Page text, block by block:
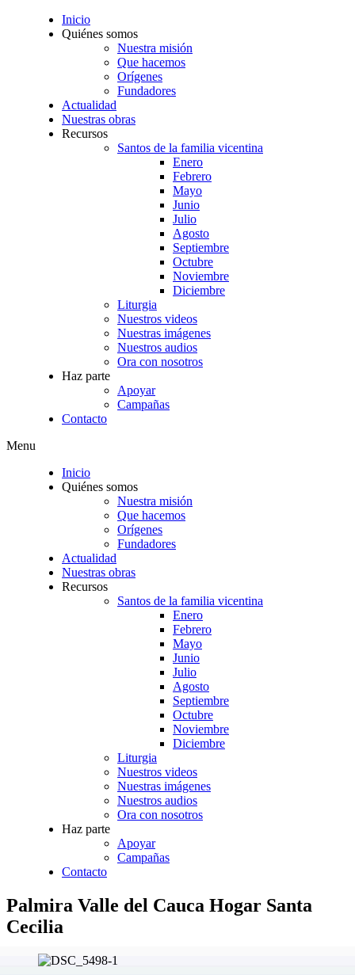
Inicio
Quiénes somos
Nuestra misión
Que hacemos
Orígenes
Fundadores
Actualidad
Nuestras obras
Recursos
Santos de la familia vicentina
Enero
Febrero
Mayo
Junio
Julio
Agosto
Septiembre
Octubre
Noviembre
Diciembre
Liturgia
Nuestros videos
Nuestras imágenes
Nuestros audios
Ora con nosotros
Haz parte
Apoyar
Campañas
Contacto
Menu
Inicio
Quiénes somos
Nuestra misión
Que hacemos
Orígenes
Fundadores
Actualidad
Nuestras obras
Recursos
Santos de la familia vicentina
Enero
Febrero
Mayo
Junio
Julio
Agosto
Septiembre
Octubre
Noviembre
Diciembre
Liturgia
Nuestros videos
Nuestras imágenes
Nuestros audios
Ora con nosotros
Haz parte
Apoyar
Campañas
Contacto
Palmira Valle del Cauca Hogar Santa
Cecilia